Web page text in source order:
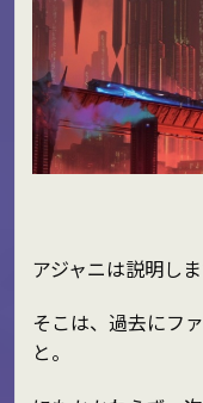
アジャニは説明しま
そこは、過去にフ
と。